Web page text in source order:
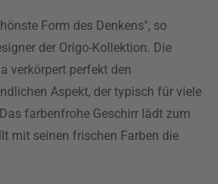
Form des Denkens", so
der Origo-Kollektion. Die
verkörpert perfekt den
Aspekt, der typisch für viele
farbenfrohe Geschirr lädt zum
mit seinen frischen Farben die